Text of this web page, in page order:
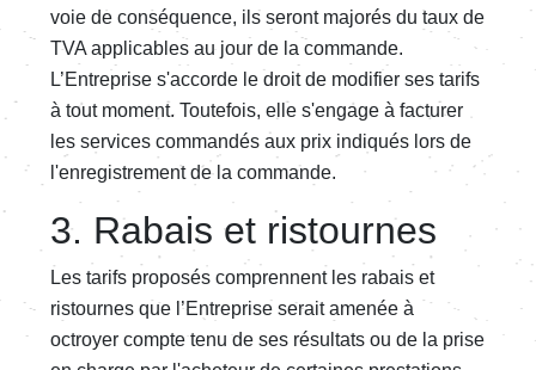
voie de conséquence, ils seront majorés du taux de
TVA applicables au jour de la commande.
L’Entreprise s'accorde le droit de modifier ses tarifs
à tout moment. Toutefois, elle s'engage à facturer
les services commandés aux prix indiqués lors de
l'enregistrement de la commande.
3. Rabais et ristournes
Les tarifs proposés comprennent les rabais et
ristournes que l’Entreprise serait amenée à
octroyer compte tenu de ses résultats ou de la prise